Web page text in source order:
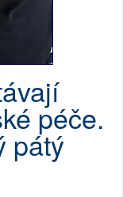
péče.
pátý